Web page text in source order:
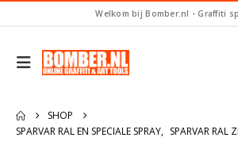
Welkom bij Bomber.nl - Graffiti
SHOP
SPARVAR RAL EN SPECIALE SPRAY, SPARVAR RAL